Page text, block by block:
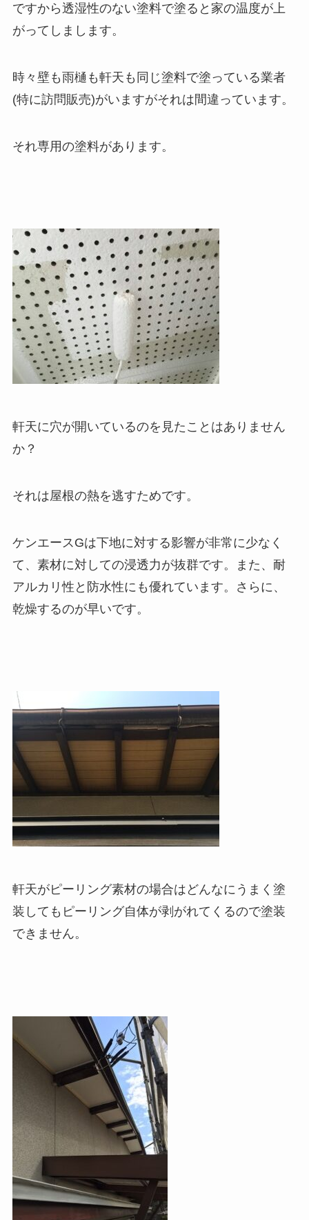
ですから透湿性のない塗料で塗ると家の温度が上
がってしまします。
時々壁も雨樋も軒天も同じ塗料で塗っている業者
(特に訪問販売)がいますがそれは間違っています。
それ専用の塗料があります。
軒天に穴が開いているのを見たことはありません
か？
それは屋根の熱を逃すためです。
ケンエースGは下地に対する影響が非常に少なく
て、素材に対しての浸透力が抜群です。また、耐
アルカリ性と防水性にも優れています。さらに、
乾燥するのが早いです。
軒天がピーリング素材の場合はどんなにうまく塗
装してもピーリング自体が剥がれてくるので塗装
できません。